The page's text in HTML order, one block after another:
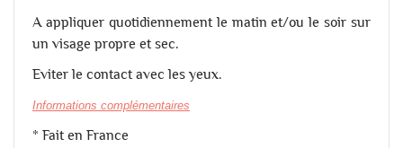
A appliquer quotidiennement le matin et/ou le soir sur
un visage propre et sec.
Eviter le contact avec les yeux.
Informations complémentaires
* Fait en France